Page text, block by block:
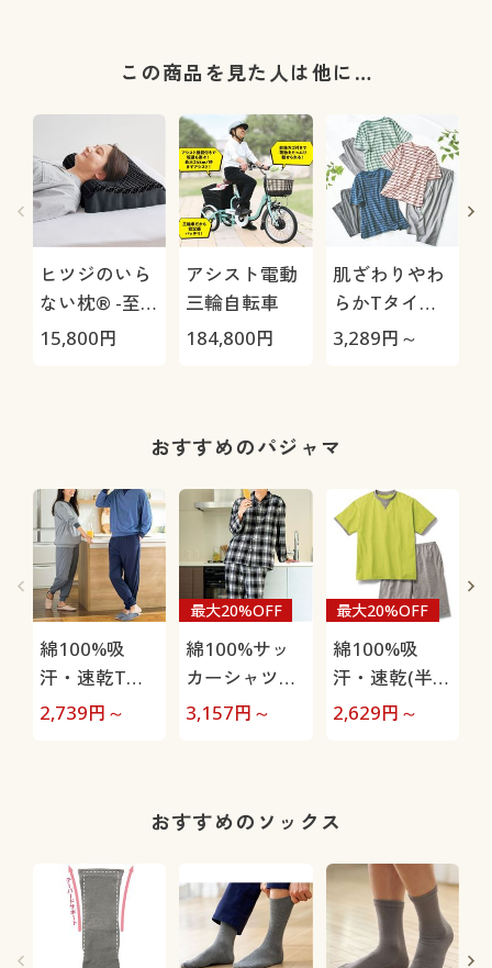
この商品を見た人は他に…
ヒツジのいら
ない枕® -至
極-
15,800円
アシスト電動
三輪自転車
184,800円
肌ざわりやわ
らかTタイプ
パジャマ(綿
3,289円～
おすすめのパジャマ
綿100%吸
汗・速乾Tタ
イプパジャマ
2,739円～
綿100%サッ
カーシャツパ
ジャマ(男女兼
最大20%OFF
3,157円～
綿100%吸
汗・速乾(半袖
&ハーフパン
最大20%OFF
2,629円～
おすすめのソックス